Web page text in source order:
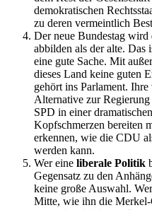
demokratischen
zu deren vermeintlich
Der neue Bundestag wird
abbilden als der alte. Das
eine gute Sache. Mit
dieses Land keine guten
gehört ins Parlament.
Alternative zur
SPD in einer
Kopfschmerzen bereiten
erkennen, wie die CDU
werden kann.
Wer eine liberale Politik
Gegensatz zu den
keine große Auswahl.
Mitte, wie ihn die